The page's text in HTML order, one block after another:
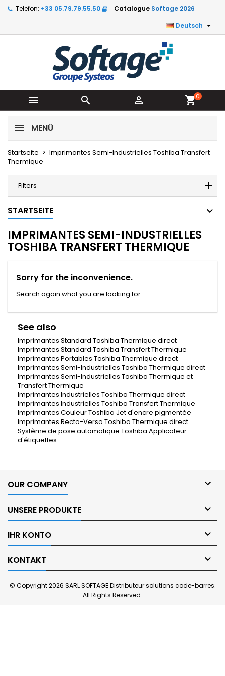
Telefon: +33 05.79.79.55.50 Catalogue Softage 2026
Deutsch 
   shopping_cart0
MENÜ
Startseite
Imprimantes Semi-Industrielles Toshiba Transfert
Thermique
Filters
STARTSEITE
IMPRIMANTES SEMI-INDUSTRIELLES
TOSHIBA TRANSFERT THERMIQUE
Sorry for the inconvenience.
Search again what you are looking for
See also
Imprimantes Standard Toshiba Thermique direct
Imprimantes Standard Toshiba Transfert Thermique
Imprimantes Portables Toshiba Thermique direct
Imprimantes Semi-Industrielles Toshiba Thermique direct
Imprimantes Semi-Industrielles Toshiba Thermique et
Transfert Thermique
Imprimantes Industrielles Toshiba Thermique direct
Imprimantes Industrielles Toshiba Transfert Thermique
Imprimantes Couleur Toshiba Jet d'encre pigmentée
Imprimantes Recto-Verso Toshiba Thermique direct
Système de pose automatique Toshiba Applicateur
d'étiquettes
OUR COMPANY 
UNSERE PRODUKTE 
IHR KONTO 
KONTAKT 
© Copyright 2026 SARL SOFTAGE Distributeur solutions code-barres.
All Rights Reserved.